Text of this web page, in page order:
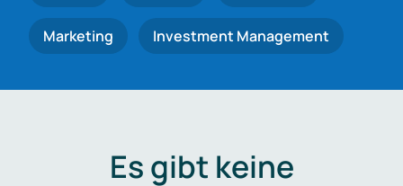
Marketing Investment Management
Es gibt keine